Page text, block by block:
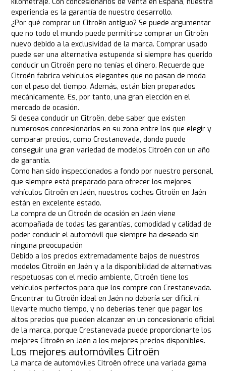
experiencia es la garantía de nuestro desarrollo.
¿Por qué comprar un Citroën antiguo? Se puede argumentar
que no todo el mundo puede permitirse comprar un Citroën
nuevo debido a la exclusividad de la marca. Comprar usado
puede ser una alternativa estupenda si siempre has querido
conducir un Citroën pero no tenías el dinero. Recuerde que
Citroën fabrica vehículos elegantes que no pasan de moda
con el paso del tiempo. Además, están bien preparados
mecánicamente. Es, por tanto, una gran elección en el
mercado de ocasión.
Si desea conducir un Citroën, debe saber que existen
numerosos concesionarios en su zona entre los que elegir y
comparar precios, como Crestanevada, donde puede
conseguir una gran variedad de modelos Citroën con un año
de garantía.
Como han sido inspeccionados a fondo por nuestro personal,
que siempre está preparado para ofrecer los mejores
vehículos Citroën en Jaén, nuestros coches Citroën en Jaén
están en excelente estado.
La compra de un Citroën de ocasión en Jaén viene
acompañada de todas las garantías, comodidad y calidad de
poder conducir el automóvil que siempre ha deseado sin
ninguna preocupación
Debido a los precios extremadamente bajos de nuestros
modelos Citroën en Jaén y a la disponibilidad de alternativas
respetuosas con el medio ambiente, Citroën tiene los
vehículos perfectos para que los compre con Crestanevada.
Encontrar tu Citroën ideal en Jaén no debería ser difícil ni
llevarte mucho tiempo, y no deberías tener que pagar los
altos precios que pueden alcanzar en un concesionario oficial
de la marca, porque Crestanevada puede proporcionarte los
mejores Citroën en Jaén a los mejores precios disponibles.
Los mejores automóviles Citroën
La marca de automóviles Citroën ofrece una variada gama